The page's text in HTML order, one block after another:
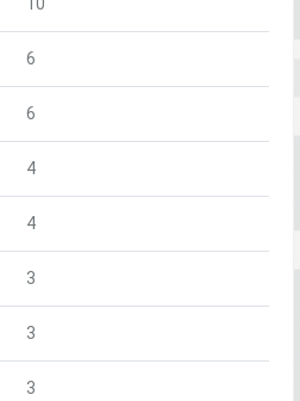
6
6
4
4
3
3
3